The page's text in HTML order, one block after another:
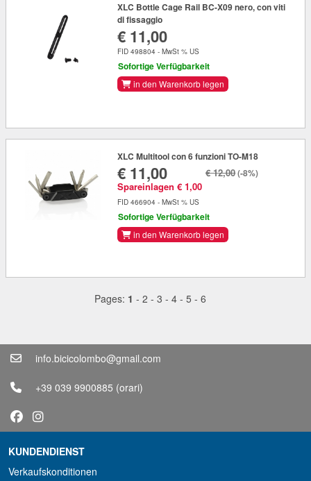
XLC Bottle Cage Rail BC-X09 nero, con viti
di fissaggio
€ 11,00
FID 498804 - MwSt % US
Sofortige Verfügbarkeit
in den Warenkorb legen
XLC Multitool con 6 funzioni TO-M18
€ 11,00
Spareinlagen € 1,00
€ 12,00(-8%)
FID 466904 - MwSt % US
Sofortige Verfügbarkeit
in den Warenkorb legen
Pages: 1 - 2 - 3 - 4 - 5 - 6
info.bicicolombo@gmail.com
+39 039 9900885 (orari)
KUNDENDIENST
Verkaufskonditionen